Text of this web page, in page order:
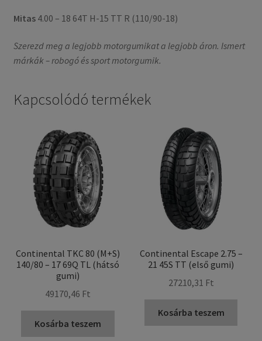
Mitas4.00 – 18 64T H-15 TT R (110/90-18)
Szerezd meg a legjobb motorgumikat a legjobb áron. Ismert
márkák – robogó és sport motorgumik.
Kapcsolódó termékek
Continental TKC 80 (M+S)
140/80 – 17 69Q TL (hátsó
gumi)
49170,46 Ft
Kosárba teszem
Continental Escape 2.75 –
21 45S TT (első gumi)
27210,31 Ft
Kosárba teszem